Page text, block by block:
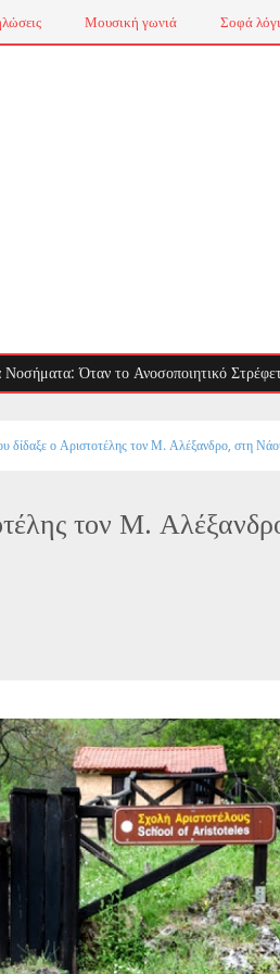
Μουσική γωνιά Σοφά
το Ανοσοποιητικό Στρέφεται
δίδαξε ο Αριστοτέλης τον Μ. Αλέξανδρο, στη
τον Μ.